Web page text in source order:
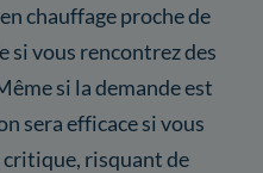
chauffage proche de
si vous rencontrez des
si la demande est
sera efficace si vous
risquant de